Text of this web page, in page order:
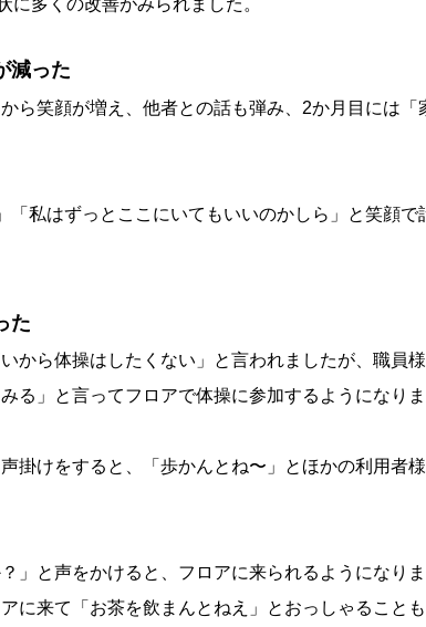
に多くの改善がみられました。
減った
ら笑顔が増え、他者との話も弾み、2か月目には「
私はずっとここにいてもいいのかしら」と笑顔で
た
から体操はしたくない」と言われましたが、職員
る」と言ってフロアで体操に参加するようになりま
掛けをすると、「歩かんとね〜」とほかの利用者
」と声をかけると、フロアに来られるようになり
に来て「お茶を飲まんとねえ」とおっしゃることも